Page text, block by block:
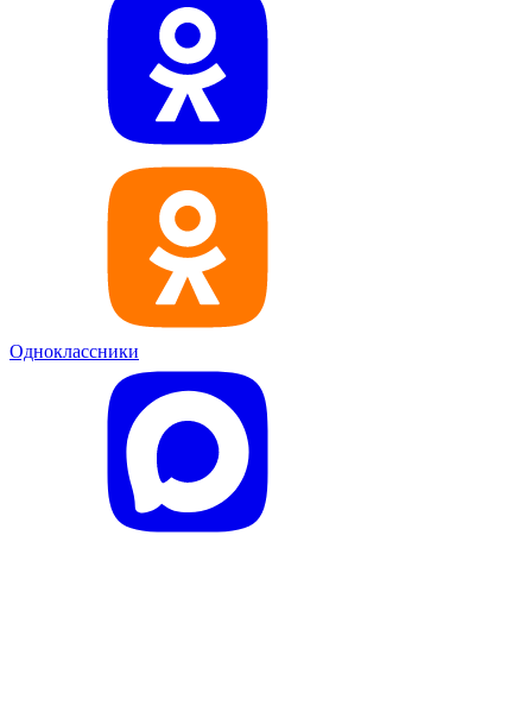
Одноклассники